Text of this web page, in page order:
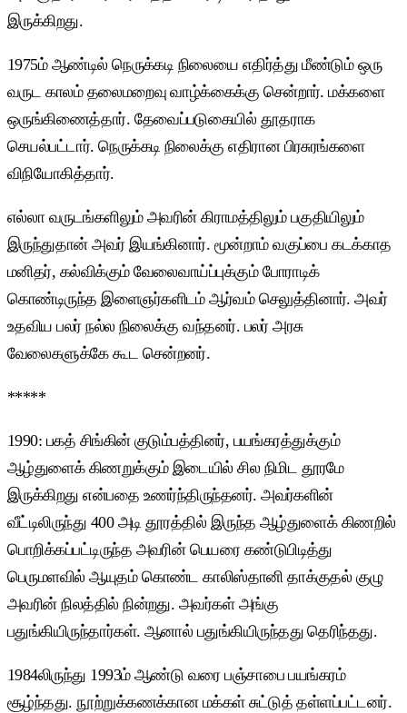
இருக்கிறது.
1975ம் ஆண்டில் நெருக்கடி நிலையை எதிர்த்து மீண்டும் ஒரு
வருட காலம் தலைமறைவு வாழ்க்கைக்கு சென்றார். மக்களை
ஒருங்கிணைத்தார். தேவைப்படுகையில் தூதராக
செயல்பட்டார். நெருக்கடி நிலைக்கு எதிரான பிரசுரங்களை
விநியோகித்தார்.
எல்லா வருடங்களிலும் அவரின் கிராமத்திலும் பகுதியிலும்
இருந்துதான் அவர் இயங்கினார். மூன்றாம் வகுப்பை கடக்காத
மனிதர், கல்விக்கும் வேலைவாய்ப்புக்கும் போராடிக்
கொண்டிருந்த இளைஞர்களிடம் ஆர்வம் செலுத்தினார். அவர்
உதவிய பலர் நல்ல நிலைக்கு வந்தனர். பலர் அரசு
வேலைகளுக்கே கூட சென்றனர்.
*****
1990: பகத் சிங்கின் குடும்பத்தினர், பயங்கரத்துக்கும்
ஆழ்துளைக் கிணறுக்கும் இடையில் சில நிமிட தூரமே
இருக்கிறது என்பதை உணர்ந்திருந்தனர். அவர்களின்
வீட்டிலிருந்து 400 அடி தூரத்தில் இருந்த ஆழ்துளைக் கிணறில்
பொறிக்கப்பட்டிருந்த அவரின் பெயரை கண்டுபிடித்து
பெருமளவில் ஆயுதம் கொண்ட காலிஸ்தானி தாக்குதல் குழு
அவரின் நிலத்தில் நின்றது. அவர்கள் அங்கு
பதுங்கியிருந்தார்கள். ஆனால் பதுங்கியிருந்தது தெரிந்தது.
1984லிருந்து 1993ம் ஆண்டு வரை பஞ்சாபை பயங்கரம்
சூழ்ந்தது. நூற்றுக்கணக்கான மக்கள் சுட்டுத் தள்ளப்பட்டனர்.